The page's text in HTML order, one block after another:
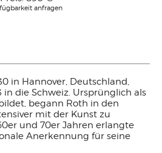
anfragen
in Hannover, Deutschland,
in die Schweiz. Ursprünglich als
begann Roth in den
mit der Kunst zu
und 70er Jahren erlangte
Anerkennung für seine